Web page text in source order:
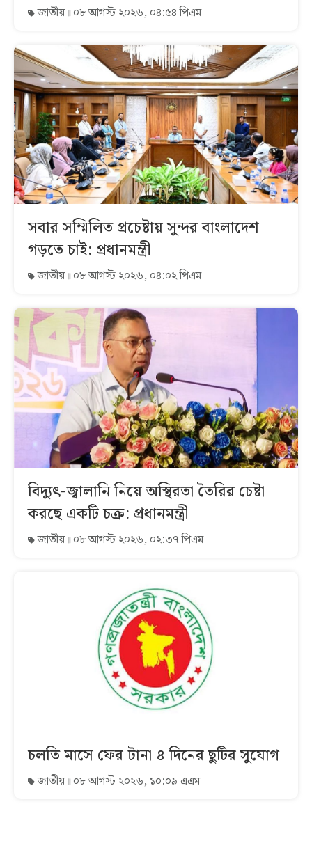
জাতীয় ০৮ আগস্ট ২০২৬, ০৪:৫৪ পিএম
সবার সম্মিলিত প্রচেষ্টায় সুন্দর বাংলাদেশ
গড়তে চাই: প্রধানমন্ত্রী
জাতীয় ০৮ আগস্ট ২০২৬, ০৪:০২ পিএম
বিদ্যুৎ-জ্বালানি নিয়ে অস্থিরতা তৈরির চেষ্টা
করছে একটি চক্র: প্রধানমন্ত্রী
জাতীয় ০৮ আগস্ট ২০২৬, ০২:৩৭ পিএম
চলতি মাসে ফের টানা ৪ দিনের ছুটির সুযোগ
জাতীয় ০৮ আগস্ট ২০২৬, ১০:০৯ এএম